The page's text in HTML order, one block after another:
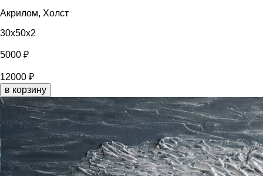
Акрилом, Холст
30x50x2
5000 ₽
12000 ₽
в корзину